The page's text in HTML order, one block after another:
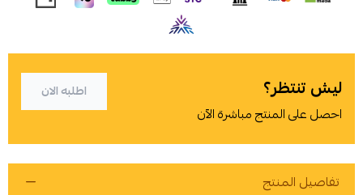
ليش تنتظر؟
احصل على المنتج مباشرة الآن
اطلبه الان
تفاصيل المنتج